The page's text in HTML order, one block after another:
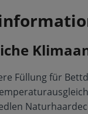
Füllung für